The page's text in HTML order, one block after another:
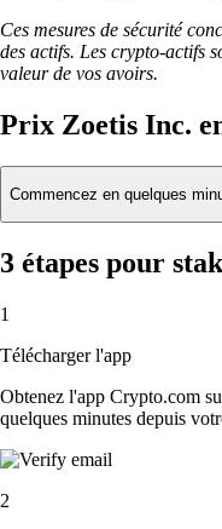
Ces mesures de sécurité
des actifs. Les crypto-actifs
valeur de vos avoirs.
Prix Zoetis Inc.
Commencez en quelques
3 étapes pour
1
Télécharger l'app
Obtenez l'app Crypto.com
quelques minutes depuis
2